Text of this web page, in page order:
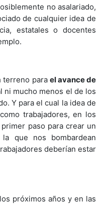
no asalariado,
de cualquier idea de
estatales o docentes
terreno para el avance de
ni mucho menos el de los
Y para el cual la idea de
trabajadores, en los
paso para crear un
que nos bombardean
deberían estar
próximos años y en las